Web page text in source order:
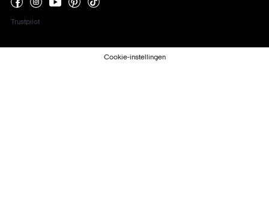
Trustpilot
Cookie-instellingen